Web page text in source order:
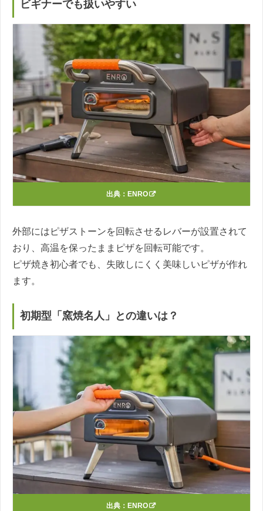
ビギナーでも扱いやすい
出典： ENRO
外部にはピザストーンを回転させるレバーが設置されて
おり、高温を保ったままピザを回転可能です。
ピザ焼き初心者でも、失敗しにくく美味しいピザが作れ
ます。
初期型「窯焼名人」との違いは？
出典： ENRO